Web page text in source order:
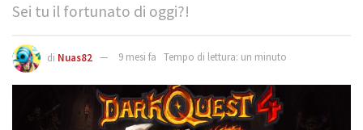
Sei tu il fortunato di oggi?!
di Nuas82 9 mesi fa Tempo di lettura: un minuto